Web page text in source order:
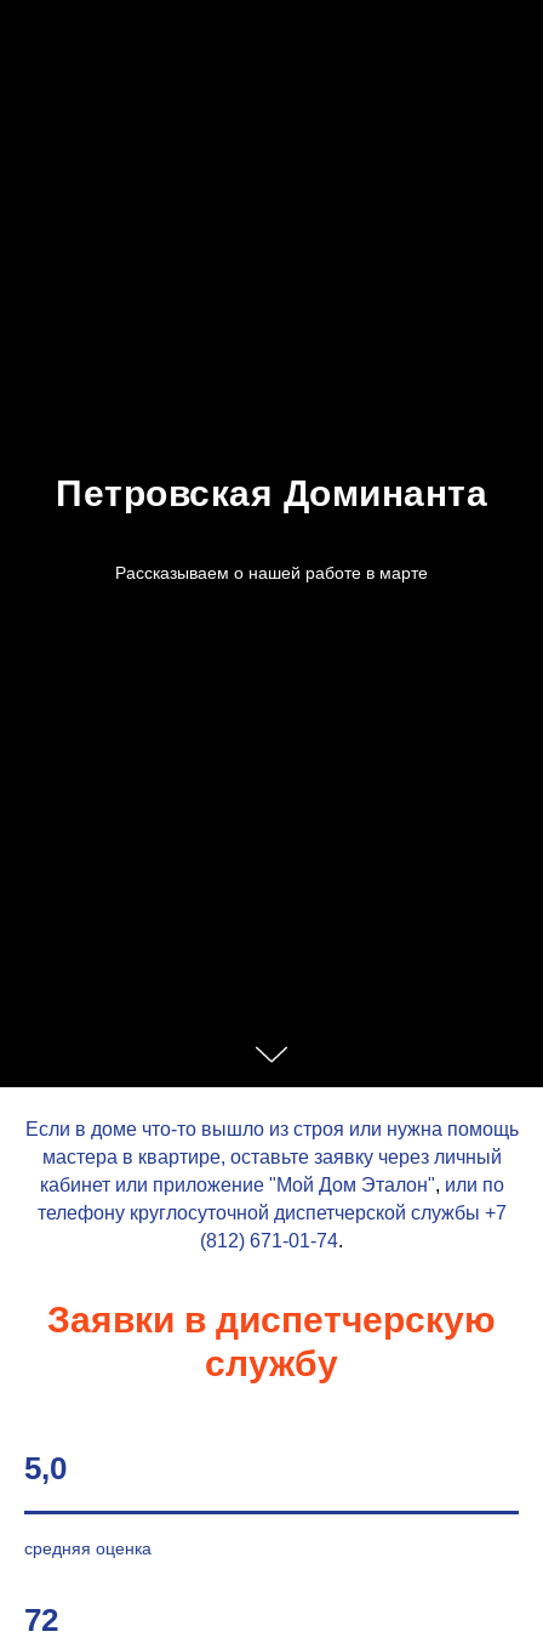
Петровская Доминанта
Рассказываем о нашей работе в марте
Если в доме что-то вышло из строя или нужна помощь
мастера в квартире, оставьте заявку через личный
кабинет или приложение "Мой Дом Эталон", или по
телефону круглосуточной диспетчерской службы +7
(812) 671-01-74.
Заявки в диспетчерскую
службу
5,0
средняя оценка
72